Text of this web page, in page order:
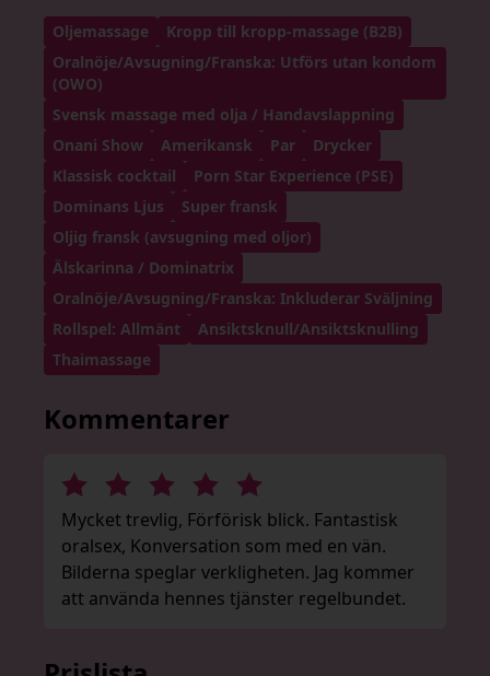
Oljemassage
Kropp till kropp-massage (B2B)
Oralnöje/Avsugning/Franska: Utförs utan kondom
(OWO)
Svensk massage med olja / Handavslappning
Onani Show
Amerikansk Par
Drycker
Klassisk cocktail
Porn Star Experience (PSE)
Dominans Ljus
Super fransk
Oljig fransk (avsugning med oljor)
Älskarinna / Dominatrix
Oralnöje/Avsugning/Franska: Inkluderar Sväljning
Rollspel: Allmänt
Ansiktsknull/Ansiktsknulling
Thaimassage
Kommentarer
Mycket trevlig, Förförisk blick. Fantastisk
oralsex, Konversation som med en vän.
Bilderna speglar verkligheten. Jag kommer
att använda hennes tjänster regelbundet.